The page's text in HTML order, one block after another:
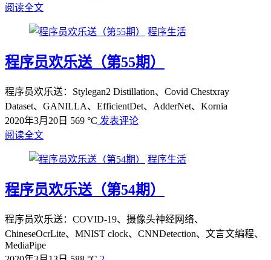
阅读全文
程序生活
程序员欢乐送（第55期）
程序员欢乐送：Stylegan2 Distillation、Covid Chestxray
Dataset、GANILLA、EfficientDet、AdderNet、Kornia
2020年3月20日 569 °C 发表评论
阅读全文
程序生活
程序员欢乐送（第54期）
程序员欢乐送：COVID-19、摄像头神经网络、
ChineseOcrLite、MNIST clock、CNNDetection、文言文编程、
MediaPipe